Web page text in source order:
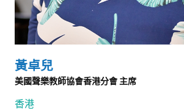
黃卓兒
美國聲樂教師協會香港分會 主席
香港